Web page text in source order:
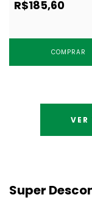
R$185,60
COMPRAR
Super